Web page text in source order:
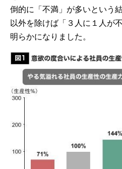
倒的に「不満」が多いという
以外を除けば「３人に１人が
明らかになりました。